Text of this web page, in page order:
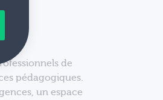
de
pédagogiques.
un espace